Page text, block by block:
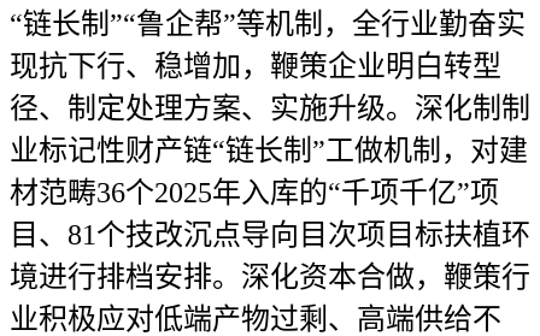
“链长制”“鲁企帮”等机制，全行业勤奋实
现抗下行、稳增加，鞭策企业明白转型
径、制定处理方案、实施升级。深化制制
业标记性财产链“链长制”工做机制，对建
材范畴36个2025年入库的“千项千亿”项
目、81个技改沉点导向目次项目标扶植环
境进行排档安排。深化资本合做，鞭策行
业积极应对低端产物过剩、高端供给不